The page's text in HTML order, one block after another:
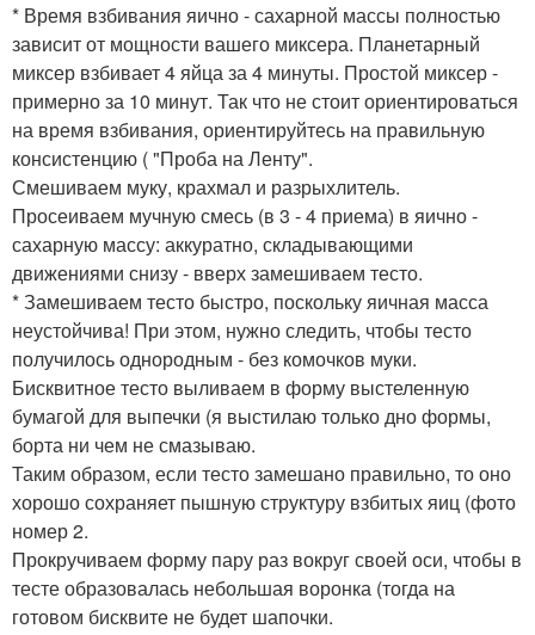
* Время взбивания яично - сахарной массы полностью
зависит от мощности вашего миксера. Планетарный
миксер взбивает 4 яйца за 4 минуты. Простой миксер -
примерно за 10 минут. Так что не стоит ориентироваться
на время взбивания, ориентируйтесь на правильную
консистенцию ( "Проба на Ленту".
Смешиваем муку, крахмал и разрыхлитель.
Просеиваем мучную смесь (в 3 - 4 приема) в яично -
сахарную массу: аккуратно, складывающими
движениями снизу - вверх замешиваем тесто.
* Замешиваем тесто быстро, поскольку яичная масса
неустойчива! При этом, нужно следить, чтобы тесто
получилось однородным - без комочков муки.
Бисквитное тесто выливаем в форму выстеленную
бумагой для выпечки (я выстилаю только дно формы,
борта ни чем не смазываю.
Таким образом, если тесто замешано правильно, то оно
хорошо сохраняет пышную структуру взбитых яиц (фото
номер 2.
Прокручиваем форму пару раз вокруг своей оси, чтобы в
тесте образовалась небольшая воронка (тогда на
готовом бисквите не будет шапочки.